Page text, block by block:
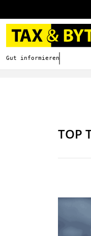
Gut informieren.
TOP